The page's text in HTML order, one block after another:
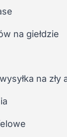
na giełdzie
na zły